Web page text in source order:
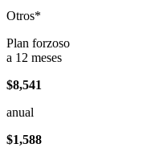
Otros*
Plan forzoso
a 12 meses
$8,541
anual
$1,588